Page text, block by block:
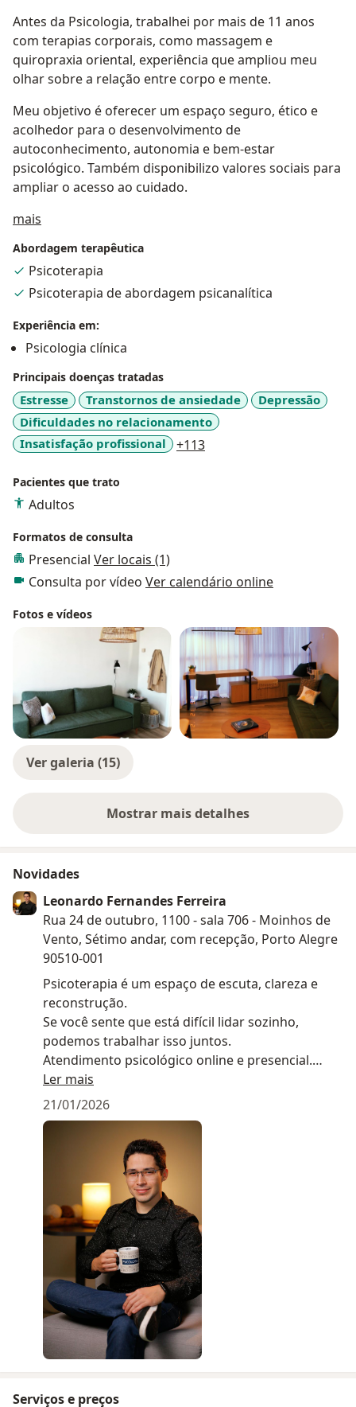
Antes da Psicologia, trabalhei por mais de 11 anos
com terapias corporais, como massagem e
quiropraxia oriental, experiência que ampliou meu
olhar sobre a relação entre corpo e mente.
Meu objetivo é oferecer um espaço seguro, ético e
acolhedor para o desenvolvimento de
autoconhecimento, autonomia e bem-estar
psicológico. Também disponibilizo valores sociais para
ampliar o acesso ao cuidado.
mais
Abordagem terapêutica
Psicoterapia
Psicoterapia de abordagem psicanalítica
Experiência em:
Psicologia clínica
Principais doenças tratadas
Estresse Transtornos de ansiedade
Depressão
Dificuldades no relacionamento
Insatisfação profissional
+113a11y_sr_more_diseases
Pacientes que trato
Adultos
Formatos de consulta
Presencial Ver locais (1)
Consulta por vídeo Ver calendário online
Fotos e vídeos
Ver galeria (15)
Mostrar mais detalhes
sobre a experiência
Novidades
Leonardo Fernandes Ferreira
Rua 24 de outubro, 1100 - sala 706 - Moinhos de
Vento, Sétimo andar, com recepção, Porto Alegre
90510-001
Psicoterapia é um espaço de escuta, clareza e
reconstrução.
Se você sente que está difícil lidar sozinho,
podemos trabalhar isso juntos.
Atendimento psicológico online e presencial.
Acompanhamento com ética, sigilo e foco em
mudanças reais no dia a dia.
Ler mais
21/01/2026
Serviços e preços